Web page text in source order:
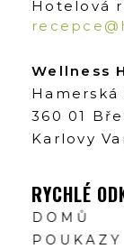
Hotelová
Wellness
Hamerská
360 01
Karlovy
RYCHLÉ
DOMŮ